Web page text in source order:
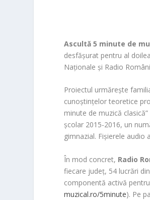
Ascultă 5 minute de
desfășurat pentru al
Naționale și Radio
Proiectul urmărește
cunoștințelor teoretice
minute de muzică
școlar 2015-2016, un
gimnazial. Fișierele
În mod concret, Radio
fiecare județ, 54 lucrări
componentă activă
muzical.ro/5minute). Pe